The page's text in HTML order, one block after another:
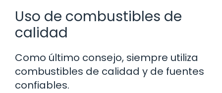
Uso de combustibles de
calidad
Como último consejo, siempre utiliza
combustibles de calidad y de fuentes
confiables.